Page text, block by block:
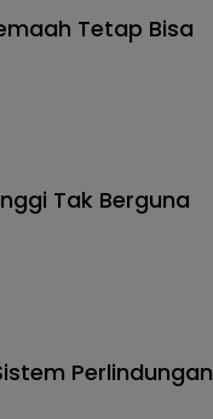
Tetap Bisa
Tak Berguna
Perlindungan